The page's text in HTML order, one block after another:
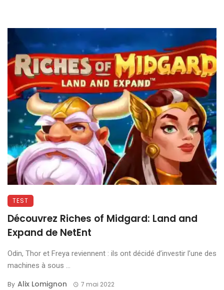
TEST
Découvrez Riches of Midgard: Land and
Expand de NetEnt
Odin, Thor et Freya reviennent : ils ont décidé d’investir l’une des
machines à sous ...
By Alix Lomignon 7 mai 2022